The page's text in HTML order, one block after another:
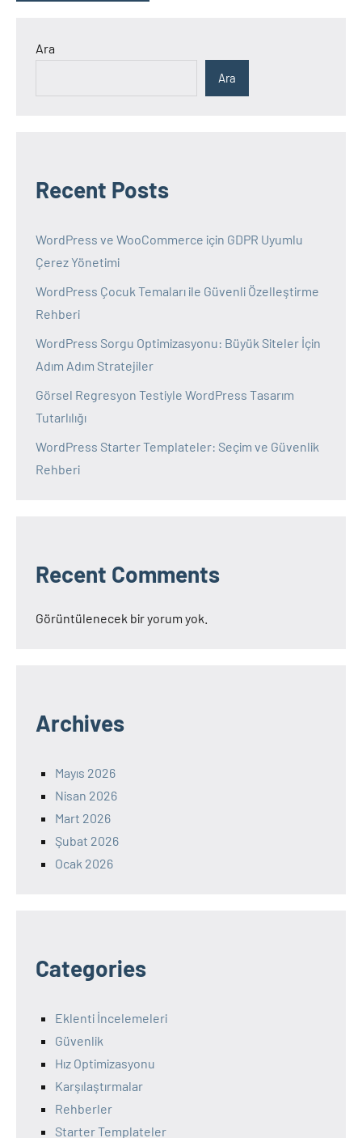
Ara
Ara
Recent Posts
WordPress ve WooCommerce için GDPR Uyumlu
Çerez Yönetimi
WordPress Çocuk Temaları ile Güvenli Özelleştirme
Rehberi
WordPress Sorgu Optimizasyonu: Büyük Siteler İçin
Adım Adım Stratejiler
Görsel Regresyon Testiyle WordPress Tasarım
Tutarlılığı
WordPress Starter Templateler: Seçim ve Güvenlik
Rehberi
Recent Comments
Görüntülenecek bir yorum yok.
Archives
Mayıs 2026
Nisan 2026
Mart 2026
Şubat 2026
Ocak 2026
Categories
Eklenti İncelemeleri
Güvenlik
Hız Optimizasyonu
Karşılaştırmalar
Rehberler
Starter Templateler